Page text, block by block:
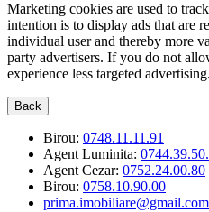
Marketing cookies are used to
intention is to display ads that are
individual user and thereby more
party advertisers. If you do not
experience less targeted advertising.
Back
Birou: 0748.11.11.91
Agent Luminita:
Agent Cezar: 0752.24.00.80
Birou: 0758.10.90.00
prima.imobiliare@gmail.com